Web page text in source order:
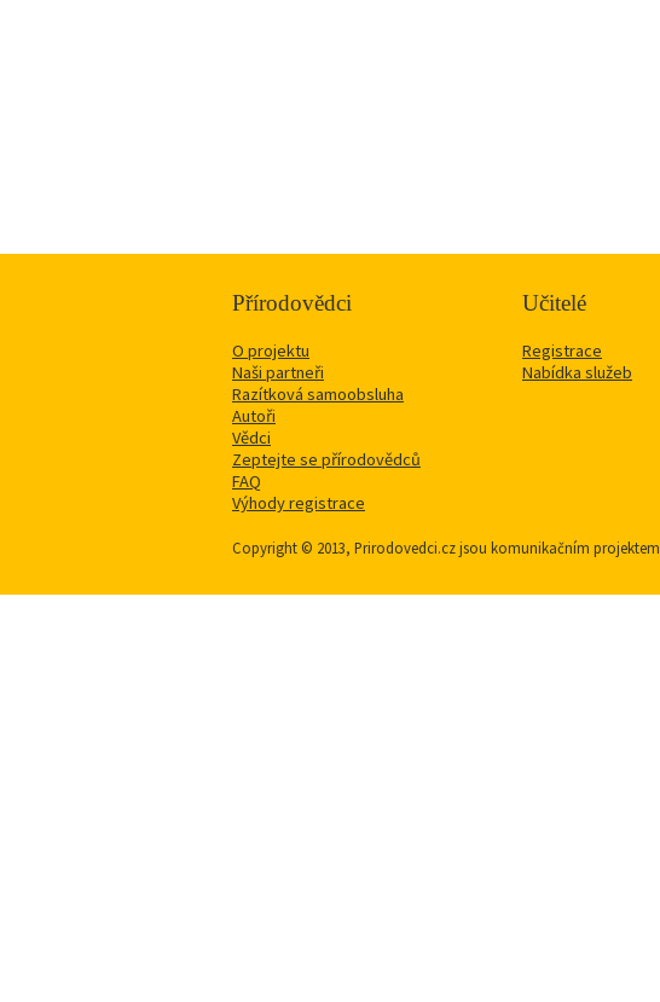
Přírodovědci
O projektu
Naši partneři
Razítková samoobsluha
Autoři
Vědci
Zeptejte se přírodovědců
FAQ
Výhody registrace
Učitelé
Registrace
Nabídka služeb
Copyright © 2013, Prirodovedci.cz jsou komunikačním projektem